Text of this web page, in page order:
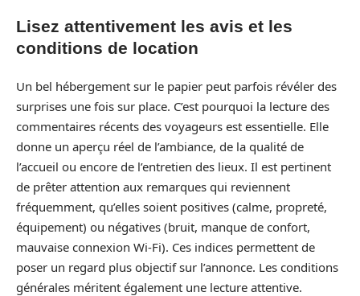
Lisez attentivement les avis et les
conditions de location
Un bel hébergement sur le papier peut parfois révéler des
surprises une fois sur place. C’est pourquoi la lecture des
commentaires récents des voyageurs est essentielle. Elle
donne un aperçu réel de l’ambiance, de la qualité de
l’accueil ou encore de l’entretien des lieux. Il est pertinent
de prêter attention aux remarques qui reviennent
fréquemment, qu’elles soient positives (calme, propreté,
équipement) ou négatives (bruit, manque de confort,
mauvaise connexion Wi-Fi). Ces indices permettent de
poser un regard plus objectif sur l’annonce. Les conditions
générales méritent également une lecture attentive.